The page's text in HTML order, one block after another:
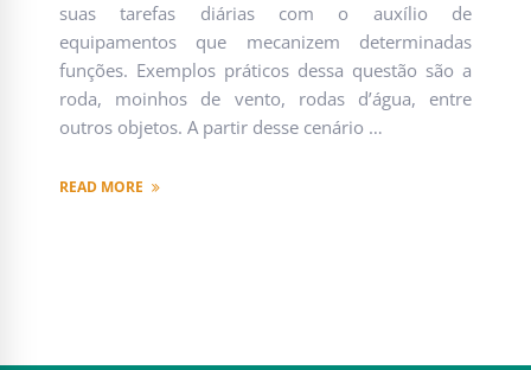
suas tarefas diárias com o auxílio de
equipamentos que mecanizem determinadas
funções. Exemplos práticos dessa questão são a
roda, moinhos de vento, rodas d’água, entre
outros objetos. A partir desse cenário …
READ MORE